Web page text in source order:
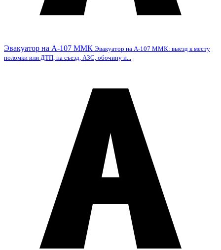
Эвакуатор на А-107 ММК Эвакуатор на А-107 ММК: выезд к месту
поломки или ДТП, на съезд, АЗС, обочину и...